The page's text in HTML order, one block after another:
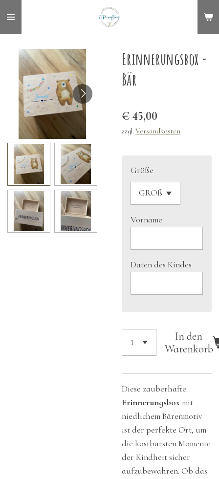
Erinnerungsbox -
Bär
€ 45,00
zzgl. Versandkosten
Größe
Vorname
Daten des Kindes
In den
Warenkorb
Diese zauberhafte
Erinnerungsboxmit
niedlichem Bärenmotiv
ist der perfekte Ort, um
die kostbarsten Momente
der Kindheit sicher
aufzubewahren. Ob das